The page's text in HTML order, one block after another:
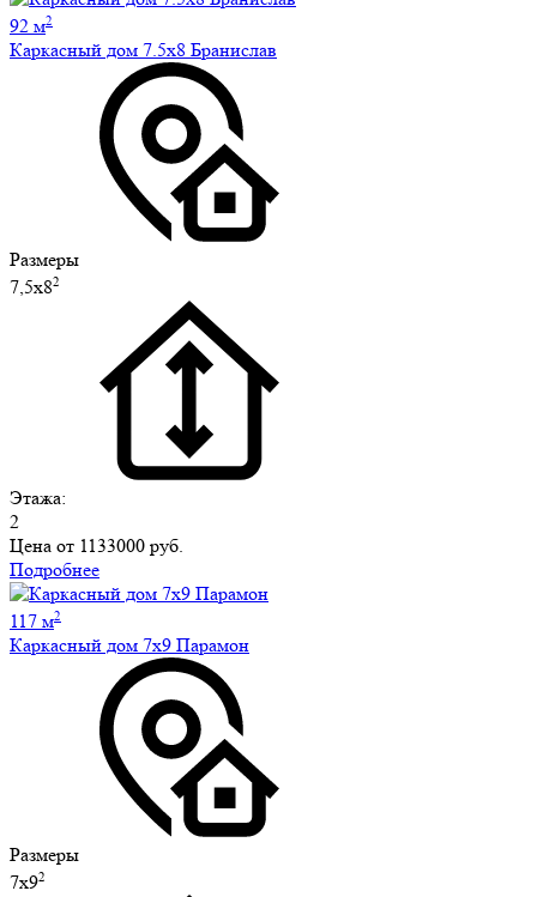
92 м2
Каркасный дом 7.5х8 Бранислав
Размеры
7,5х82
Этажа:
2
Цена от 1133000 руб.
Подробнее
117 м2
Каркасный дом 7х9 Парамон
Размеры
7х92